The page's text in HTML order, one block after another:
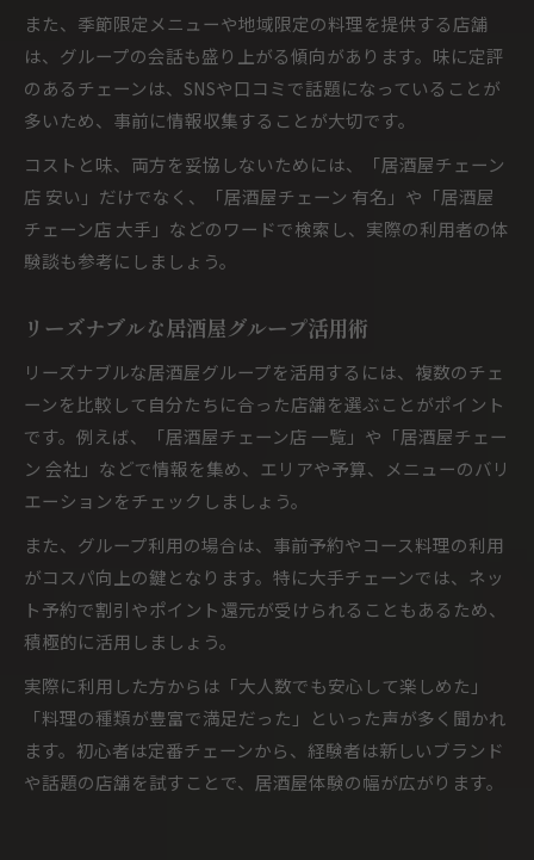
また、季節限定メニューや地域限定の料理を提供する店舗
は、グループの会話も盛り上がる傾向があります。味に定評
のあるチェーンは、SNSや口コミで話題になっていることが
多いため、事前に情報収集することが大切です。
コストと味、両方を妥協しないためには、「居酒屋チェーン
店 安い」だけでなく、「居酒屋チェーン 有名」や「居酒屋
チェーン店 大手」などのワードで検索し、実際の利用者の体
験談も参考にしましょう。
リーズナブルな居酒屋グループ活用術
リーズナブルな居酒屋グループを活用するには、複数のチェ
ーンを比較して自分たちに合った店舗を選ぶことがポイント
です。例えば、「居酒屋チェーン店 一覧」や「居酒屋チェー
ン 会社」などで情報を集め、エリアや予算、メニューのバリ
エーションをチェックしましょう。
また、グループ利用の場合は、事前予約やコース料理の利用
がコスパ向上の鍵となります。特に大手チェーンでは、ネッ
ト予約で割引やポイント還元が受けられることもあるため、
積極的に活用しましょう。
実際に利用した方からは「大人数でも安心して楽しめた」
「料理の種類が豊富で満足だった」といった声が多く聞かれ
ます。初心者は定番チェーンから、経験者は新しいブランド
や話題の店舗を試すことで、居酒屋体験の幅が広がります。